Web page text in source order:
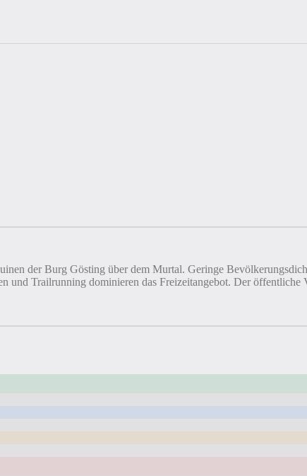
der Burg Gösting über dem Murtal. Geringe
und Trailrunning dominieren das Freizeitangebot. Der öffentliche